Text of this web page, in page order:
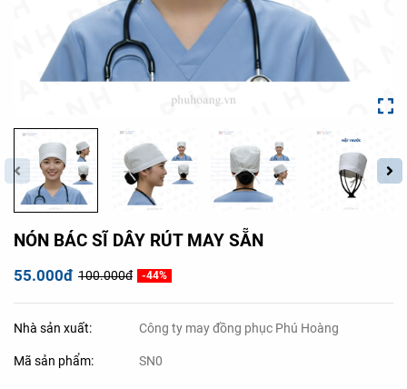
NÓN BÁC SĨ DÂY RÚT MAY SẴN
55.000đ 100.000đ -44%
Nhà sản xuất: Công ty may đồng phục Phú Hoàng
Mã sản phẩm: SN0